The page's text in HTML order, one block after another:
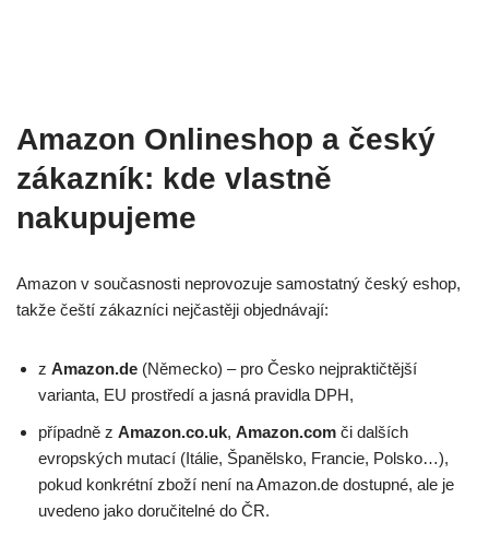
Amazon Onlineshop a český
zákazník: kde vlastně
nakupujeme
Amazon v současnosti neprovozuje samostatný český eshop,
takže čeští zákazníci nejčastěji objednávají:
z Amazon.de (Německo) – pro Česko nejpraktičtější
varianta, EU prostředí a jasná pravidla DPH,
případně z Amazon.co.uk, Amazon.com či dalších
evropských mutací (Itálie, Španělsko, Francie, Polsko…),
pokud konkrétní zboží není na Amazon.de dostupné, ale je
uvedeno jako doručitelné do ČR.